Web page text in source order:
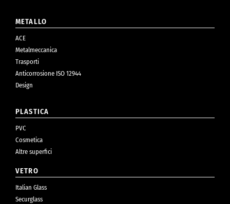
METALLO
ACE
Metalmeccanica
Trasporti
Anticorrosione ISO 12944
Design
PLASTICA
PVC
Cosmetica
Altre superfici
VETRO
Italian Glass
Securglass